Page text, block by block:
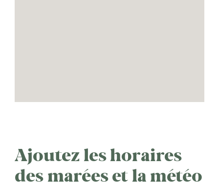
Ajoutez les horaires
des marées et la météo